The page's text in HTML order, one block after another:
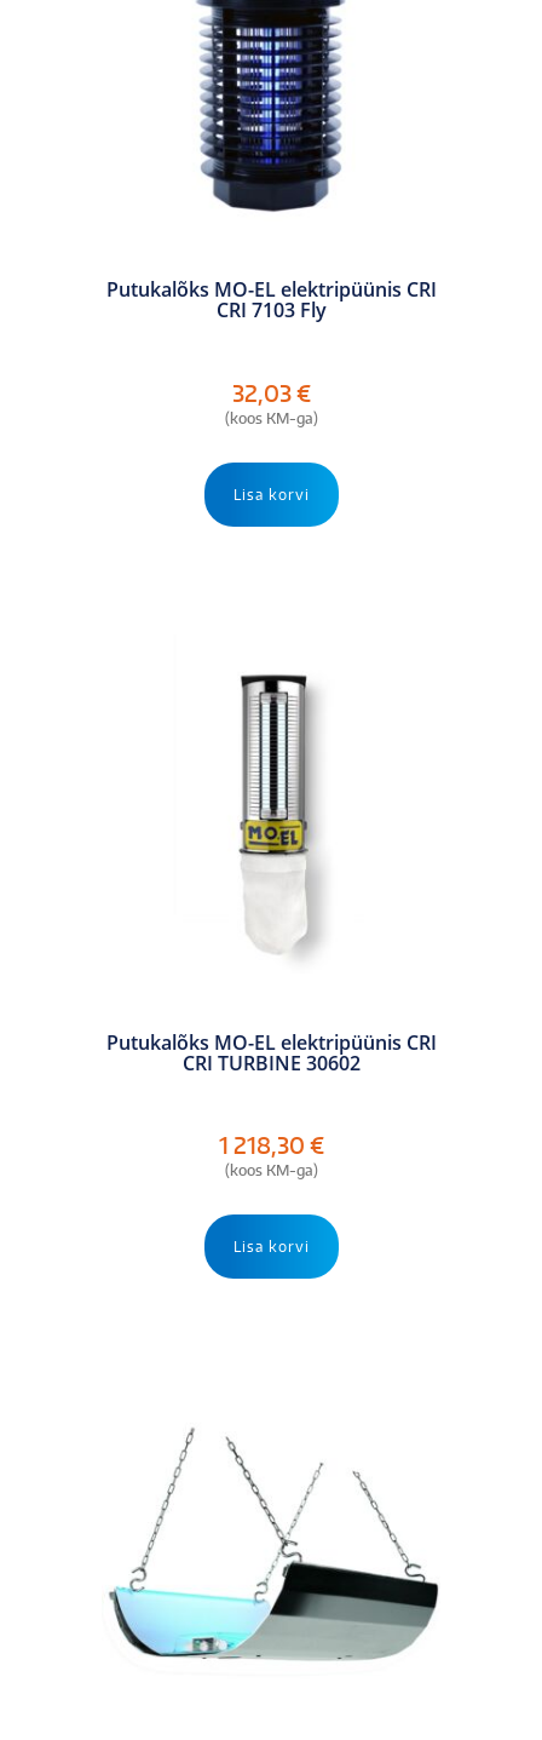
Putukalõks MO-EL elektripüünis CRI
CRI 7103 Fly
32,03€
(koos KM-ga)
Lisa korvi
Putukalõks MO-EL elektripüünis CRI
CRI TURBINE 30602
1 218,30 €
(koos KM-ga)
Lisa korvi